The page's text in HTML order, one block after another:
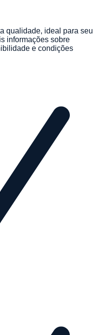
qualidade, ideal para seu
informações sobre
e condições